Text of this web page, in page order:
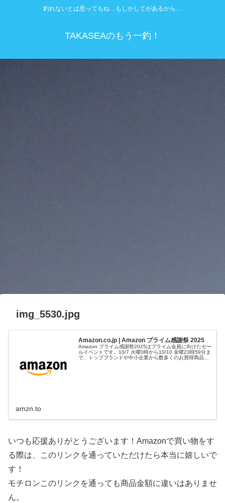
釣れないとは思ってもね…もしかしてがあるから…
TAKASEAのもう一釣！
img_5530.jpg
Amazon.co.jp | Amazon プライム感謝祭 2025
Amazon プライム感謝祭2025はプライム会員に向けたセー
ルイベントです。10/7 火曜0時から10/10 金曜23時59分ま
で、トップブランドや中小企業から数多くのお買得商品が
amzn.to
いつも応援ありがとうございます！Amazonで買い物をす
る際は、このリンクを通っていただけたら本当に嬉しいで
す！
モチロンこのリンクを通っても商品金額に違いはありませ
ん。